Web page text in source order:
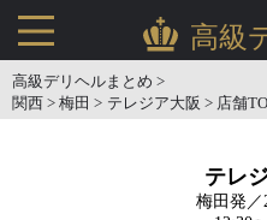
高級
高級デリヘルまとめ >
関西 > 梅田 > テレジア大阪 > 店舗
テレ
梅田発／